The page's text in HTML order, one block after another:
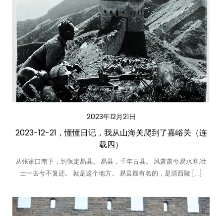
2023年12月21日
2023-12-21，懂懂日记，我从山海关爬到了嘉峪关（连
载四）
从张家口南下，到保定易县。 易县，千年古县。 风萧萧兮易水寒,壮
士一去兮不复还。 就是这个地方。 易县最有名的，是清西陵 […]